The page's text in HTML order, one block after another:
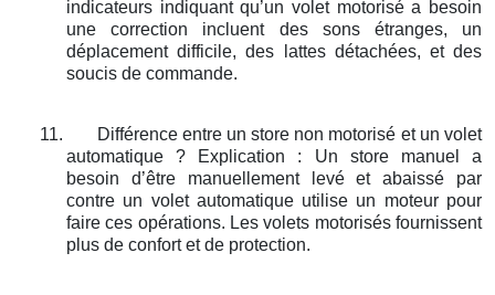
indicateurs indiquant qu’un volet motorisé a besoin
une correction incluent des sons étranges, un
déplacement difficile, des lattes détachées, et des
soucis de commande.
11.
Différence entre un store non motorisé et un volet
automatique ? Explication : Un store manuel a
besoin d’être manuellement levé et abaissé par
contre un volet automatique utilise un moteur pour
faire ces opérations. Les volets motorisés fournissent
plus de confort et de protection.